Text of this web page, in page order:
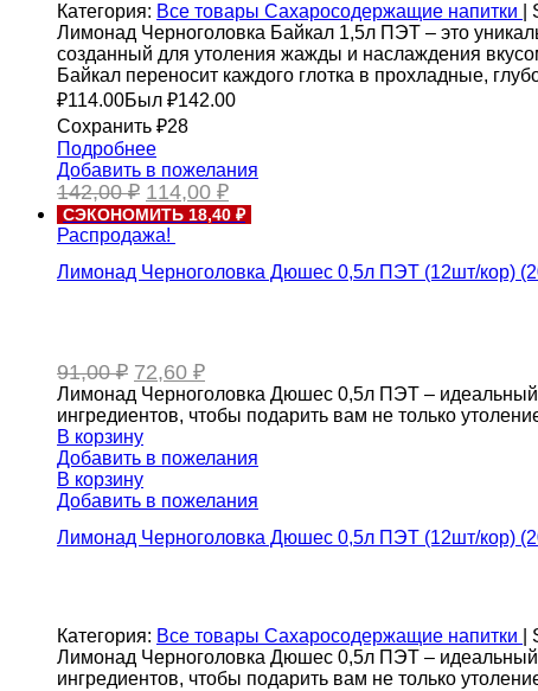
Категория: Все товары Сахаросодержащие напитки
Лимонад Черноголовка Байкал 1,5л ПЭТ – это
созданный для утоления жажды и наслаждения
Байкал переносит каждого глотка в прохладные,
₽114.00Был ₽142.00
Сохранить ₽28
Подробнее
Добавить в пожелания
142,00₽ Первоначальная
цена
составляла
114,00 ₽Текущая
цена:
СЭКОНОМИТЬ 18,40 ₽
Распродажа!
Лимонад Черноголовка Дюшес 0,5л ПЭТ (12шт/кор)
91,00₽ Первоначальная
цена
составляла
91,00 ₽.
72,60 ₽Текущая
цена:
72,60 ₽.
Лимонад Черноголовка Дюшес 0,5л ПЭТ – идеальный
ингредиентов, чтобы подарить вам не только
В корзину
Добавить в пожелания
В корзину
Добавить в пожелания
Лимонад Черноголовка Дюшес 0,5л ПЭТ (12шт/кор)
Категория: Все товары Сахаросодержащие напитки
Лимонад Черноголовка Дюшес 0,5л ПЭТ – идеальный
ингредиентов, чтобы подарить вам не только